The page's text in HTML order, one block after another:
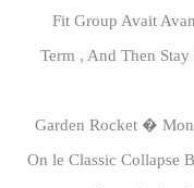
Fit Group Avait
Term , And Then
Garden Rocket �
On le Classic Collapse